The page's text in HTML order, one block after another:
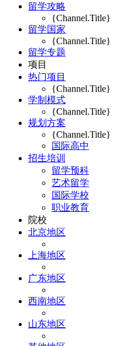
留学攻略
{Channel.Title}
留学国家
{Channel.Title}
留学专题
项目
热门项目
{Channel.Title}
学制模式
{Channel.Title}
规划方案
{Channel.Title}
国际高中
招生培训
留学预科
艺术留学
国际学校
职业教育
院校
北京地区
上海地区
广东地区
西南地区
山东地区